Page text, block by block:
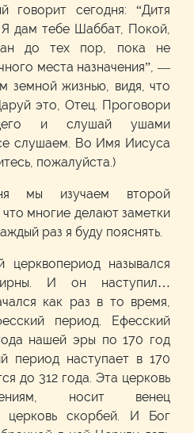
говорит сегодня: “Дитя
дам тебе Шаббат, Покой,
до тех пор, пока не
места назначения”, —
земной жизнью, видя, что
это, Отец. Проговори
и слушай ушами
слушаем. Во Имя Иисуса
пожалуйста.)
мы изучаем второй
многие делают заметки
раз я буду пояснять.
церквопериод назывался
И он наступил…
как раз в то время,
период. Ефесский
нашей эры по 170 год
период наступает в 170
до 312 года. Эта церковь
носит венец
церковь скорбей. И Бог